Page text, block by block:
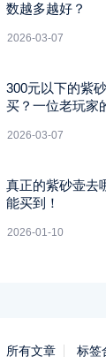
数越多越好？
2026-03-07
300元以下的紫
买？一位老玩家
2026-03-07
真正的紫砂壶去
能买到！
2026-01-10
所有文章 标签